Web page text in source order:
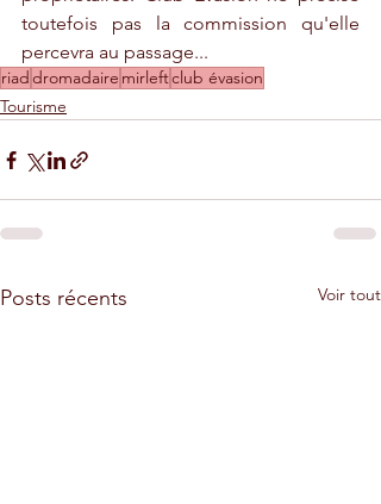
toutefois pas la commission qu'elle
percevra au passage...
riaddromadaire mirleftclub évasion
Tourisme
Posts récents Voir tout